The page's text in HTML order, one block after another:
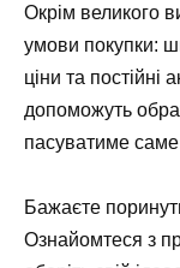
Окрім великого
умови покупки:
ціни та постійні
допоможуть
пасуватиме
Бажаєте
Ознайомтеся з